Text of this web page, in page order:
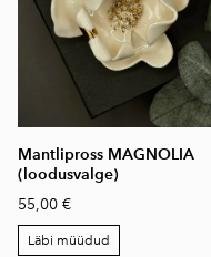
Mantlipross MAGNOLIA
(loodusvalge)
55,00 €
Läbi müüdud